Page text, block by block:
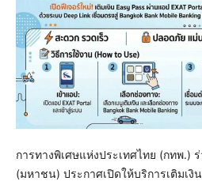
การทางพิเศษแห่งประเทศไทย (กทพ.)
(มหาชน) ประกาศเปิดให้บริการเติมเงิ